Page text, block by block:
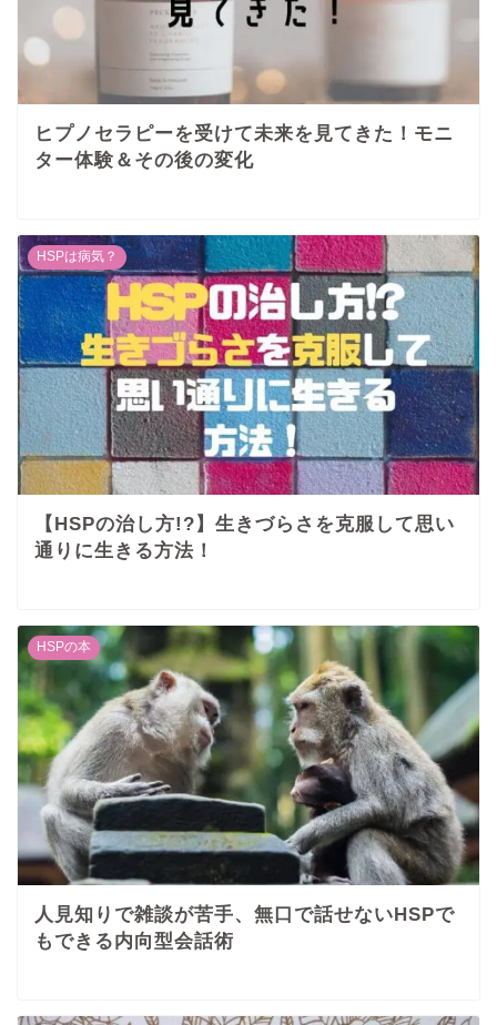
ヒプノセラピーを受けて未来を見てきた！モニ
ター体験＆その後の変化
HSPは病気？
【HSPの治し方!?】生きづらさを克服して思い
通りに生きる方法！
HSPの本
人見知りで雑談が苦手、無口で話せないHSPで
もできる内向型会話術